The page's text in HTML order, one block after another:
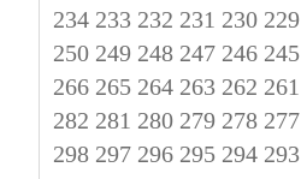
229
230
231
232
233
234
245
246
247
248
249
250
261
262
263
264
265
266
277
278
279
280
281
282
293
294
295
296
297
298